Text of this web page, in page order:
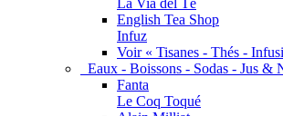
La Via del Tè
English Tea Shop
Infuz
Voir « Tisanes - Thés -
Eaux - Boissons - Sodas - Jus &
Fanta
Le Coq Toqué